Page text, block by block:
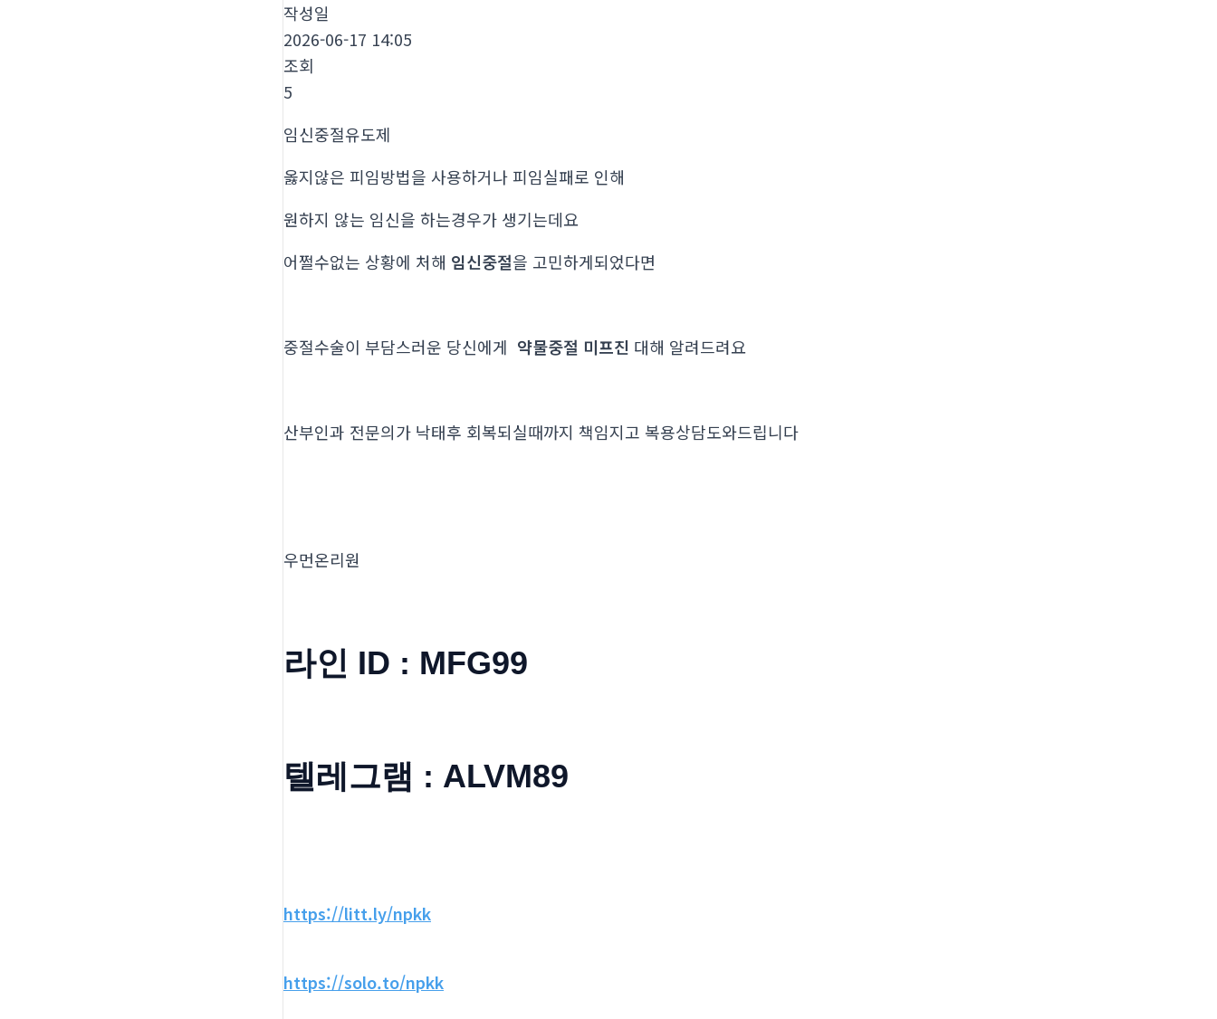
작성일
2026-06-17 14:05
조회
5
임신중절유도제
옳지않은 피임방법을 사용하거나 피임실패로 인해
원하지 않는 임신을 하는경우가 생기는데요
어쩔수없는 상황에 처해 임신중절을 고민하게되었다면
중절수술이 부담스러운 당신에게 약물중절 미프진 대해 알려드려요
산부인과 전문의가 낙태후 회복되실때까지 책임지고 복용상담도와드립니다
우먼온리원
라인 ID : MFG99
텔레그램 : ALVM89
https://litt.ly/npkk
https://solo.to/npkk